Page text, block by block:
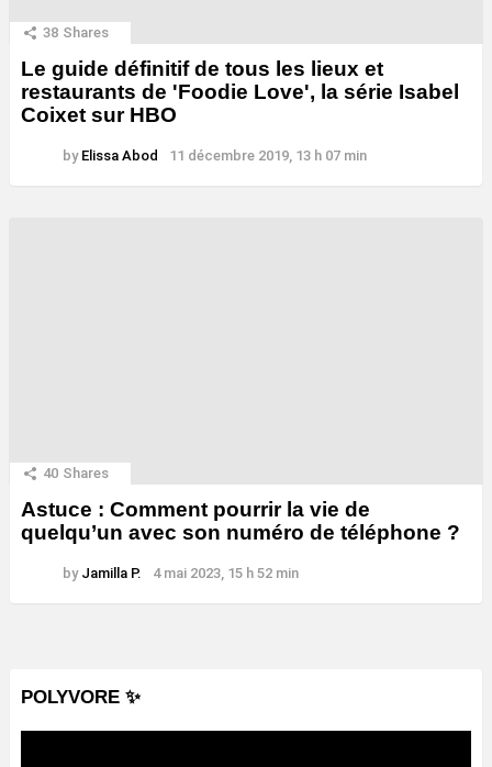
38 Shares
Le guide définitif de tous les lieux et
restaurants de 'Foodie Love', la série Isabel
Coixet sur HBO
by Elissa Abod 11 décembre 2019, 13 h 07 min
40 Shares
Astuce : Comment pourrir la vie de
quelqu’un avec son numéro de téléphone ?
by Jamilla P. 4 mai 2023, 15 h 52 min
POLYVORE ✨